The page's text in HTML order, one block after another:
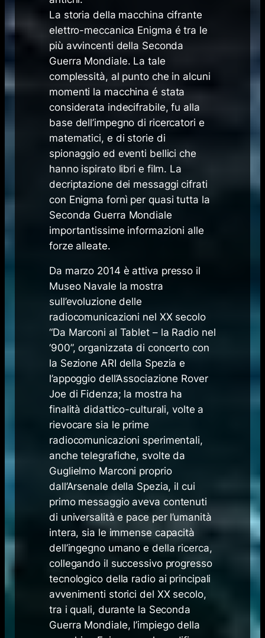
La storia della macchina cifrante
elettro-meccanica Enigma é tra le
più avvincenti della Seconda
Guerra Mondiale. La tale
complessità, al punto che in alcuni
momenti la macchina é stata
considerata indecifrabile, fu alla
base dell’impegno di ricercatori e
matematici, e di storie di
spionaggio ed eventi bellici che
hanno ispirato libri e film. La
decriptazione dei messaggi cifrati
con Enigma fornì per quasi tutta la
Seconda Guerra Mondiale
importantissime informazioni alle
forze alleate.
Da marzo 2014 è attiva presso il
Museo Navale la mostra
sull’evoluzione delle
radiocomunicazioni nel XX secolo
“Da Marconi al Tablet – la Radio nel
‘900”, organizzata di concerto con
la Sezione ARI della Spezia e
l’appoggio dell’Associazione Rover
Joe di Fidenza; la mostra ha
finalità didattico-culturali, volte a
rievocare sia le prime
radiocomunicazioni sperimentali,
anche telegrafiche, svolte da
Guglielmo Marconi proprio
dall’Arsenale della Spezia, il cui
primo messaggio aveva contenuti
di universalità e pace per l’umanità
intera, sia le immense capacità
dell’ingegno umano e della ricerca,
collegando il successivo progresso
tecnologico della radio ai principali
avvenimenti storici del XX secolo,
tra i quali, durante la Seconda
Guerra Mondiale, l’impiego della